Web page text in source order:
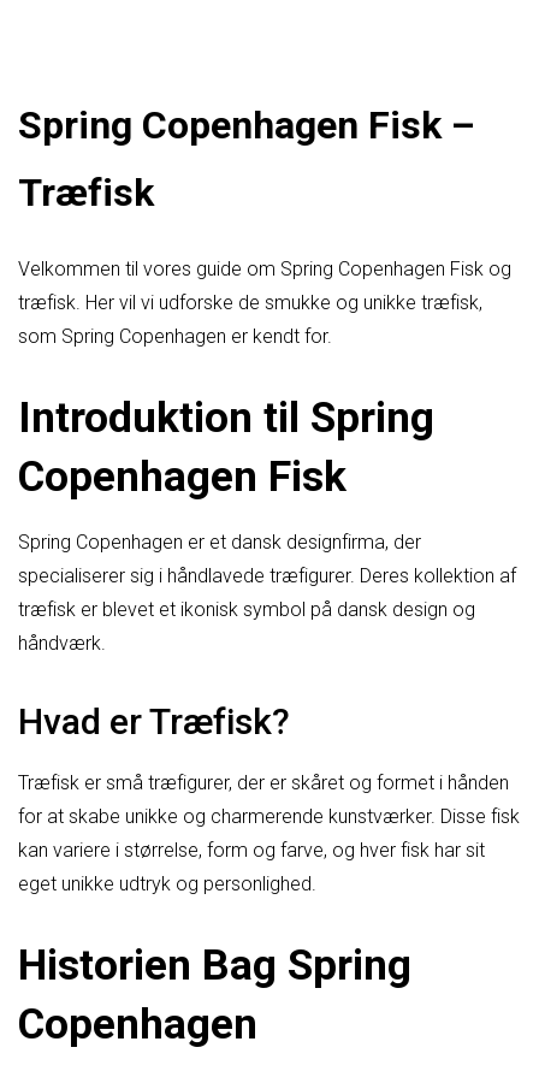
Spring Copenhagen Fisk –
Træfisk
Velkommen til vores guide om Spring Copenhagen Fisk og
træfisk. Her vil vi udforske de smukke og unikke træfisk,
som Spring Copenhagen er kendt for.
Introduktion til Spring
Copenhagen Fisk
Spring Copenhagen er et dansk designfirma, der
specialiserer sig i håndlavede træfigurer. Deres kollektion af
træfisk er blevet et ikonisk symbol på dansk design og
håndværk.
Hvad er Træfisk?
Træfisk er små træfigurer, der er skåret og formet i hånden
for at skabe unikke og charmerende kunstværker. Disse fisk
kan variere i størrelse, form og farve, og hver fisk har sit
eget unikke udtryk og personlighed.
Historien Bag Spring
Copenhagen